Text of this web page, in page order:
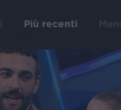
Più recenti